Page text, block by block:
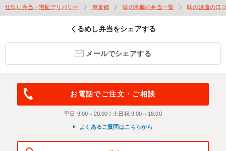
仕出し弁当・宅配デリバリー 東京都 味の浜藤の弁当一覧 味の浜藤の口
くるめし弁当をシェアする
メールでシェアする
お電話でご注文・ご相談
平日 9:00～20:00 / 土日祝 9:00～18:00
よくあるご質問はこちらから